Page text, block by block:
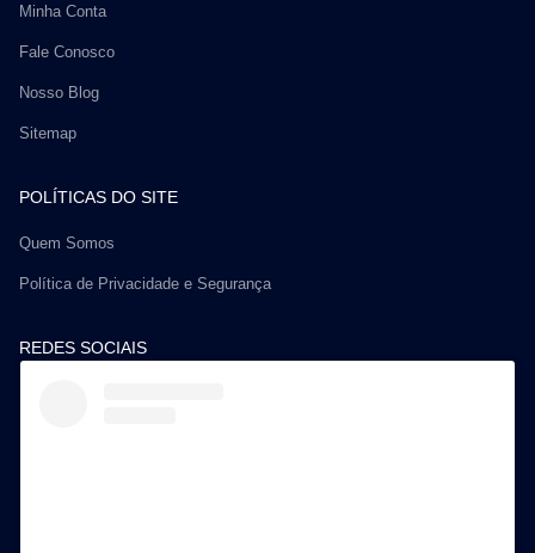
Minha Conta
Fale Conosco
Nosso Blog
Sitemap
POLÍTICAS DO SITE
Quem Somos
Política de Privacidade e Segurança
REDES SOCIAIS